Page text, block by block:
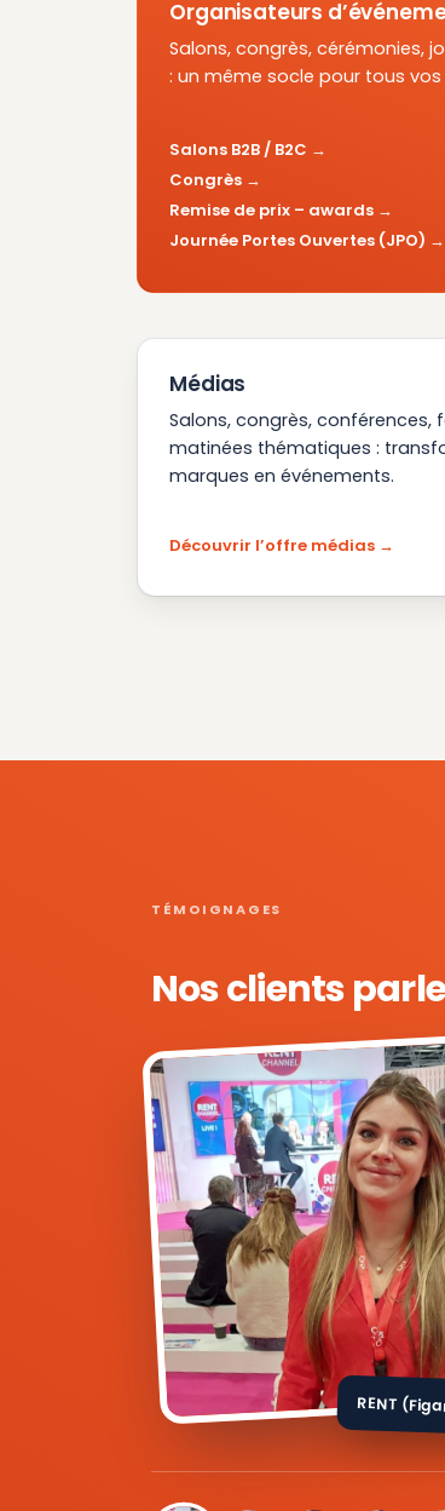
Organisateurs
Salons, congrès, cérémonies,
: un même socle pour tous
Salons B2B / B2C
Congrès
Remise de prix – awards
Journée Portes Ouvertes (JPO)
Médias
Salons, congrès, conférences,
matinées thématiques :
marques en événements.
Découvrir l’offre médias
TÉMOIGNAGES
Nos clients
RENT